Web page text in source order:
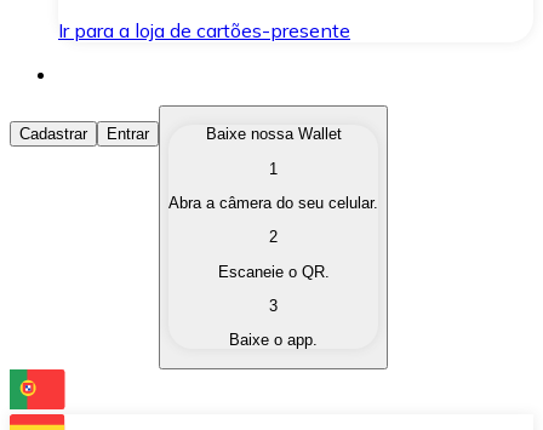
Ir para a loja de cartões-presente
Comprar Criptomoedas
Compre as criptomoedas de seu interesse de forma
Converta suas criptomoedas em moeda fiduciária
Troque uma criptomoeda por outra
Cadastrar Entrar
Baixe nossa Wallet
1
Abra a câmera do seu celular.
2
Escaneie o QR.
3
Baixe o app.